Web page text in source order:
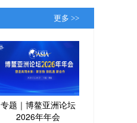
更多 >>
专题｜博鳌亚洲论坛
2026年年会